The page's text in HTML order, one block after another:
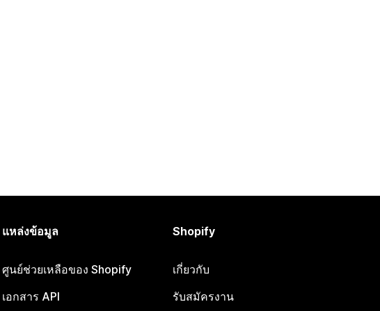
แหล่งข้อมูล
ศูนย์ช่วยเหลือของ Shopify
เอกสาร API
Shopify
เกี่ยวกับ
รับสมัครงาน